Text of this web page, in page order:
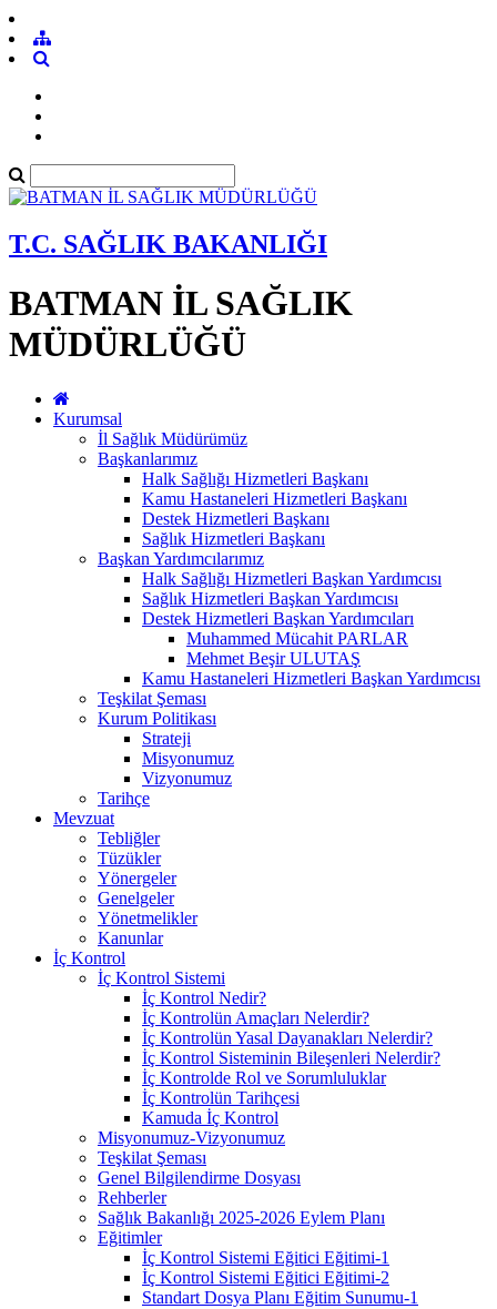
T.C. SAĞLIK BAKANLIĞI
BATMAN İL SAĞLIK
MÜDÜRLÜĞÜ
Kurumsal
İl Sağlık Müdürümüz
Başkanlarımız
Halk Sağlığı Hizmetleri Başkanı
Kamu Hastaneleri Hizmetleri Başkanı
Destek Hizmetleri Başkanı
Sağlık Hizmetleri Başkanı
Başkan Yardımcılarımız
Halk Sağlığı Hizmetleri Başkan Yardımcısı
Sağlık Hizmetleri Başkan Yardımcısı
Destek Hizmetleri Başkan Yardımcıları
Muhammed Mücahit PARLAR
Mehmet Beşir ULUTAŞ
Kamu Hastaneleri Hizmetleri Başkan Yardımcısı
Teşkilat Şeması
Kurum Politikası
Strateji
Misyonumuz
Vizyonumuz
Tarihçe
Mevzuat
Tebliğler
Tüzükler
Yönergeler
Genelgeler
Yönetmelikler
Kanunlar
İç Kontrol
İç Kontrol Sistemi
İç Kontrol Nedir?
İç Kontrolün Amaçları Nelerdir?
İç Kontrolün Yasal Dayanakları Nelerdir?
İç Kontrol Sisteminin Bileşenleri Nelerdir?
İç Kontrolde Rol ve Sorumluluklar
İç Kontrolün Tarihçesi
Kamuda İç Kontrol
Misyonumuz-Vizyonumuz
Teşkilat Şeması
Genel Bilgilendirme Dosyası
Rehberler
Sağlık Bakanlığı 2025-2026 Eylem Planı
Eğitimler
İç Kontrol Sistemi Eğitici Eğitimi-1
İç Kontrol Sistemi Eğitici Eğitimi-2
Standart Dosya Planı Eğitim Sunumu-1